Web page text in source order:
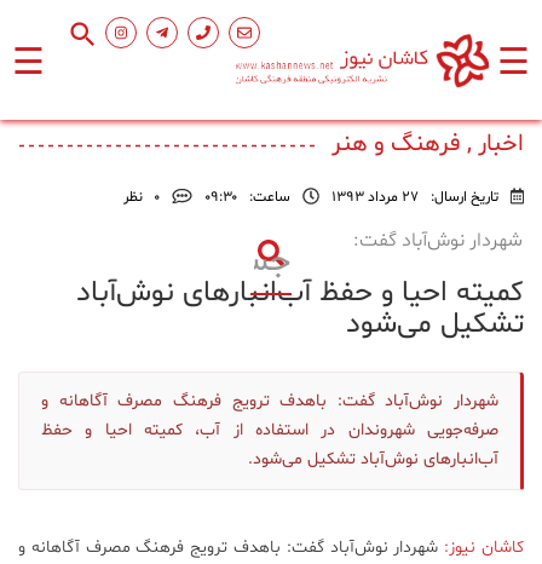
☰ ☰
اصلی
فرهنگ
و
هنر
ورزشی
محیط
اخبار , فرهنگ و هنر
تاریخ ارسال: 27 مرداد 1393 ساعت: ۰۹:۳۰ 0 نظر
شهردار نوش‌آباد گفت:
کمیته احیا و حفظ آب‌انبارهای نوش‌آباد
تشکیل می‌شود
شهردار نوش‌آباد گفت: باهدف ترویج فرهنگ مصرف آگاهانه و
صرفه‌جویی شهروندان در استفاده از آب، کمیته احیا و حفظ
آب‌انبارهای نوش‌آباد تشکیل می‌شود.
کاشان نیوز: شهردار نوش‌آباد گفت: باهدف ترویج فرهنگ مصرف آگاهانه و